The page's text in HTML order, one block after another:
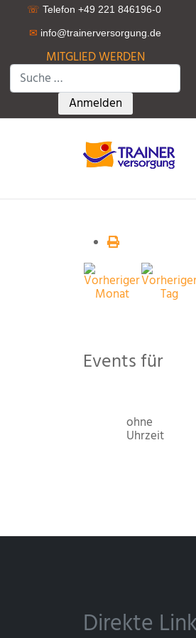
☏ Telefon +49 221 846196-0
✉ info@trainerversorgung.de
MITGLIED WERDEN
Suchen
Type 2 or more
Anmelden
Events für
ohne
Uhrzeit
Direkte